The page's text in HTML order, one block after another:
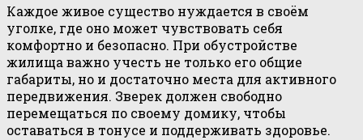
Каждое живое существо нуждается в своём
уголке, где оно может чувствовать себя
комфортно и безопасно. При обустройстве
жилища важно учесть не только его общие
габариты, но и достаточно места для активного
передвижения. Зверек должен свободно
перемещаться по своему домику, чтобы
оставаться в тонусе и поддерживать здоровье.